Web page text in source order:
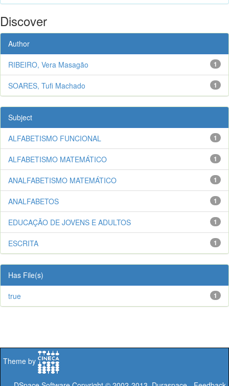
Discover
Author
1
RIBEIRO, Vera Masagão
1
SOARES, Tufi Machado
Subject
1
ALFABETISMO FUNCIONAL
1
ALFABETISMO MATEMÁTICO
1
ANALFABETISMO MATEMÁTICO
1
ANALFABETOS
1
EDUCAÇÃO DE JOVENS E ADULTOS
1
ESCRITA
Has File(s)
1
true
Theme by